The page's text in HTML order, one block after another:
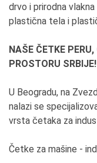
drvo i prirodna
plastična tela i
NAŠE ČETKE
PROSTORU SRBIJE!
U Beogradu, na
nalazi se
vrsta četaka za
Četke za mašine -